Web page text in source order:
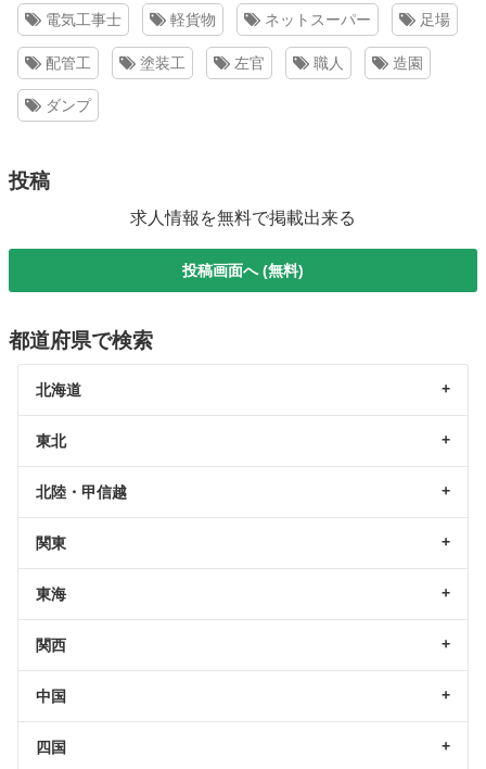
電気工事士 軽貨物 ネットスーパー 足場
配管工 塗装工 左官 職人 造園
ダンプ
投稿
求人情報を無料で掲載出来る
投稿画面へ (無料)
都道府県で検索
北海道
東北
北陸・甲信越
関東
東海
関西
中国
四国